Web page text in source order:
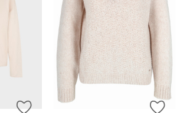
ZUR WUNSCHLISTE HINZUFÜGEN